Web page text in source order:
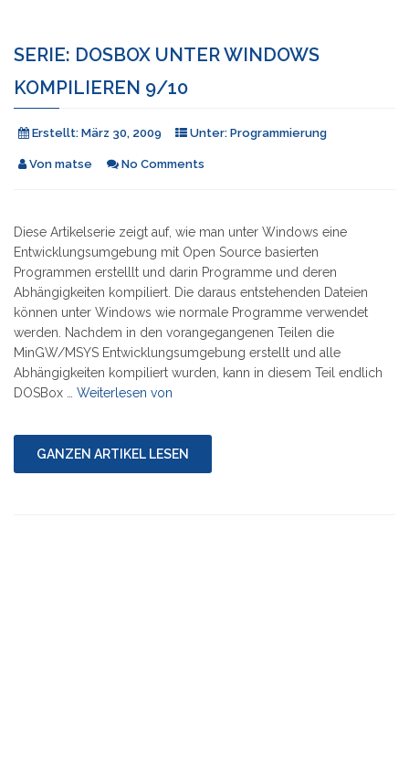
SERIE: DOSBOX UNTER WINDOWS
KOMPILIEREN 9/10
Erstellt: März 30, 2009 Unter: Programmierung
Von matse No Comments
Diese Artikelserie zeigt auf, wie man unter Windows eine
Entwicklungsumgebung mit Open Source basierten
Programmen erstelllt und darin Programme und deren
Abhängigkeiten kompiliert. Die daraus entstehenden Dateien
können unter Windows wie normale Programme verwendet
werden. Nachdem in den vorangegangenen Teilen die
MinGW/MSYS Entwicklungsumgebung erstellt und alle
Abhängigkeiten kompiliert wurden, kann in diesem Teil endlich
DOSBox … Weiterlesen von
unter
Windows
kompilieren
GANZEN ARTIKEL LESEN